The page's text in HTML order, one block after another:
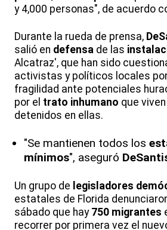
y 4,000 personas", de acuerdo
Durante la rueda de prensa,
salió en defensa de las
Alcatraz', que han sido
activistas y políticos locales
fragilidad ante potenciales
por el trato inhumano que
detenidos en ellas.
"Se mantienen todos los
mínimos", aseguró
Un grupo de legisladores
estatales de Florida
sábado que hay 750 migrantes
recorrer por primera vez el